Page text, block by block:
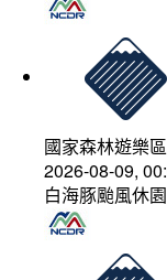
國家森林遊樂區
2026-08-09,
白海豚颱風休